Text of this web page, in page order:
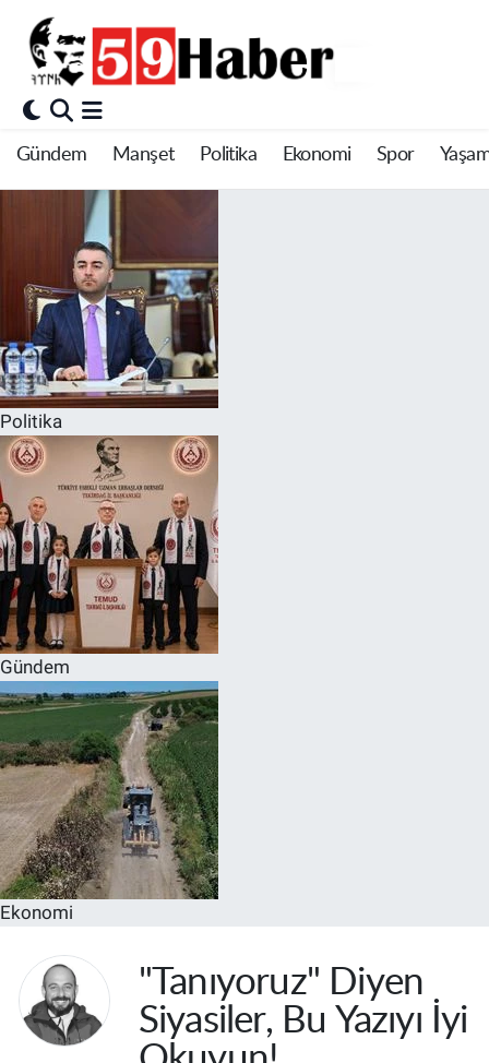
Gündem Manşet Politika Ekonomi Spor
Politika
Gündem
Ekonomi
"Tanıyoruz" Diyen
Siyasiler, Bu Yazıyı İyi